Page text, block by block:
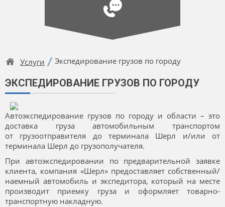
Услуги Экспедирование грузов по городу
ЭКСПЕДИРОВАНИЕ ГРУЗОВ ПО ГОРОДУ
Автоэкспедирование грузов по городу и области – это
доставка груза автомобильным транспортом
от грузоотправителя до терминала Шерл и/или от
терминала Шерл до грузополучателя.
При автоэкспедировании по предварительной заявке
клиента, компания «Шерл» предоставляет собственный/
наемный автомобиль и экспедитора, который на месте
производит приемку груза и оформляет товарно-
транспортную накладную.